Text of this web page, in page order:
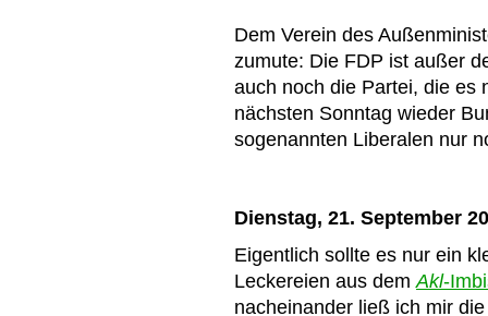
Dem Verein des
zumute: Die FDP ist außer
auch noch die Partei, die es
nächsten Sonntag wieder
sogenannten Liberalen nur
Dienstag, 21. September
Eigentlich sollte es nur ein
Leckereien aus dem Akl-
nacheinander ließ ich mir